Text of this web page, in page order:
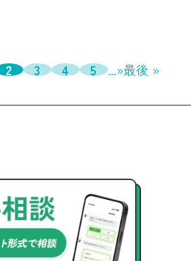
2 3 4 5 ...»最後 »